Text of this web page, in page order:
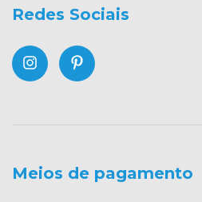
Redes Sociais
Meios de pagamento